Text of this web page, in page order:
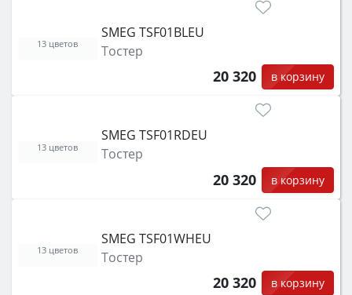
SMEG TSF01BLEU
Тостер
20 320 в корзину
13 цветов
SMEG TSF01RDEU
Тостер
20 320 в корзину
13 цветов
SMEG TSF01WHEU
Тостер
20 320 в корзину
13 цветов